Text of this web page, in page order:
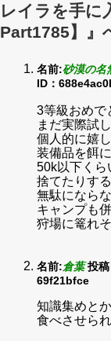
レイラを手に
Part1785】』
名前:砂漠の名
ID：
3等級おめで
まだ実際試
個人的に嬉
装備品を餌
50k以下くら
捨てたりす
無駄にならな
キャンプも
狩場に篭れそ
名前:倉葉 投
69f21bfce
知識集めと
食べさせら